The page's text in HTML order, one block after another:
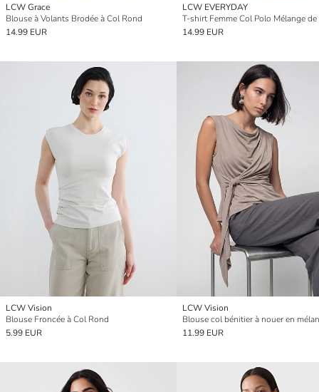
LCW Grace
Blouse à Volants Brodée à Col Rond
14.99 EUR
LCW EVERYDAY
T-shirt Femme Col Polo Mélange
14.99 EUR
LCW Vision
Blouse Froncée à Col Rond
5.99 EUR
LCW Vision
11.99 EUR